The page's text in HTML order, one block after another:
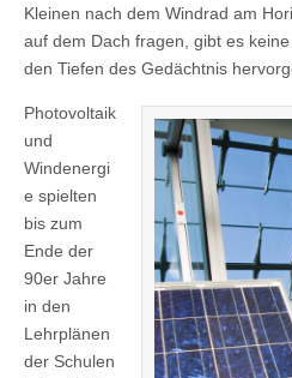
Kleinen nach dem Windrad am
auf dem Dach fragen, gibt es
den Tiefen des Gedächtnis
Photovoltaik
und
Windenergi
e spielten
bis zum
Ende der
90er Jahre
in den
Lehrplänen
der Schulen